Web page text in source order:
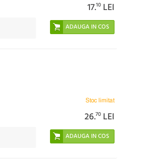
17.10 LEI
Stoc limitat
26.70 LEI